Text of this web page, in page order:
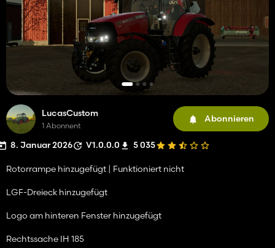
LucasCustom
1 Abonnent
Abonnieren
8. Januar 2026 V1.0.0.0 5 035
Rotorrampe hinzugefügt | Funktioniert nicht
LGF-Dreieck hinzugefügt
Logo am hinteren Fenster hinzugefügt
Rechtssache IH 185